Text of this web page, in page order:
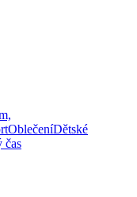
OblečeníDětské
čas